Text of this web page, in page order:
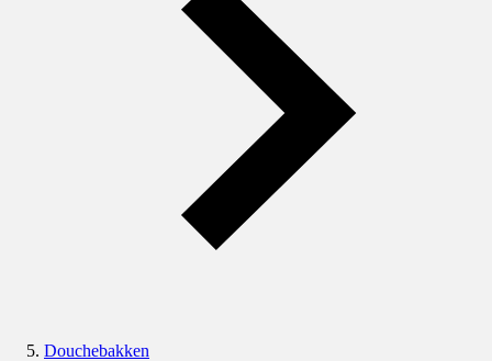
Douchebakken